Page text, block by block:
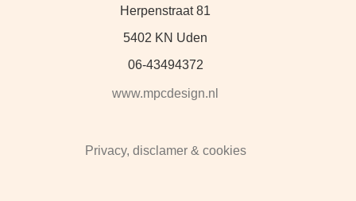
Herpenstraat 81
5402 KN Uden
06-43494372
www.mpcdesign.nl
Privacy, disclamer & cookies